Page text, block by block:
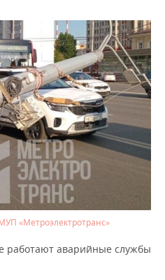
«Метроэлектротранс»
работают аварийные службы